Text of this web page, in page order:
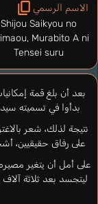
بعد أن بلغ قمة
بدأوا في تسميته
نتيجة لذلك، شعر
على رفاق حقيقيين،
على أمل أن يتغير
ليتجسد بعد ثلاثة آلاف
الاسم الرسمي
Shijou Saikyou no
Murabito A ni
Tensei suru